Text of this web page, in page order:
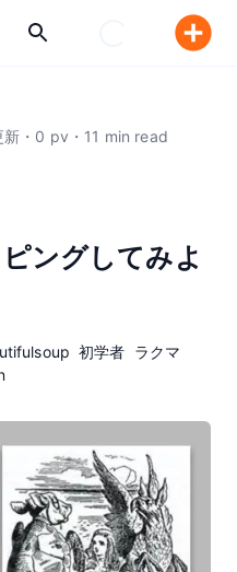
新 ・ 0 pv ・ 11 min read
ングしてみよ
初学者 ラクマ